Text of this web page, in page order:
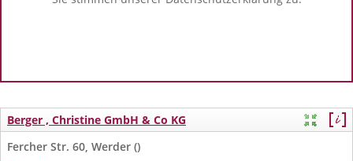
Berger , Christine GmbH & Co KG
Fercher Str. 60, Werder ()